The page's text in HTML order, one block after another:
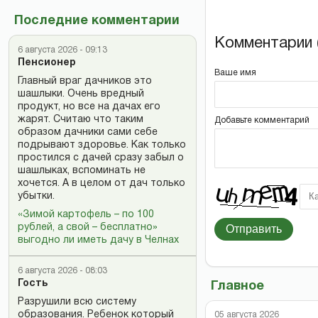
Последние комментарии
6 августа 2026 - 09:13
Пенсионер
Главный враг дачников это
шашлыки. Очень вредный
продукт, но все на дачах его
жарят. Считаю что таким
образом дачники сами себе
подрывают здоровье. Как только
простился с дачей сразу забыл о
шашлыках, вспоминать не
хочется. А в целом от дач только
убытки.
«Зимой картофель – по 100
рублей, а свой – бесплатно»
выгодно ли иметь дачу в Челнах
6 августа 2026 - 08:03
Гость
Разрушили всю систему
образования. Ребенок который
Комментарии
Ваше имя
Добавьте комментарий
Отправить
Главное
05 августа 2026